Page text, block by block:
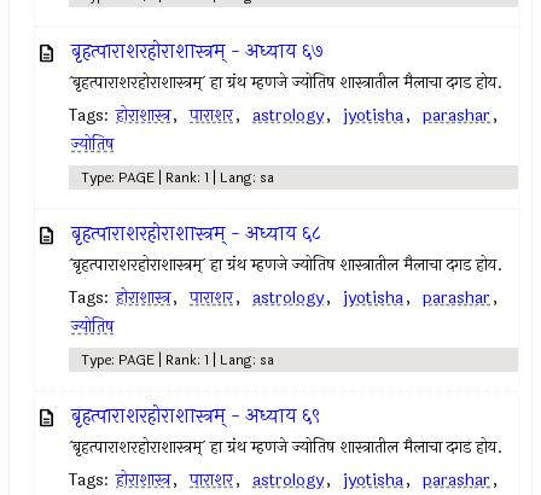
बृहत्पाराशरहोराशास्त्रम् - अध्याय ६७
`बृहत्पाराशरहोराशास्त्रम्` हा ग्रंथ म्हणजे ज्योतिष शास्त्रातील मैलाचा दगड होय.
Tags: होराशास्त्र, पाराशर, astrology, jyotisha, parashar,
ज्योतिष
Type: PAGE | Rank: 1 | Lang: sa
बृहत्पाराशरहोराशास्त्रम् - अध्याय ६८
`बृहत्पाराशरहोराशास्त्रम्` हा ग्रंथ म्हणजे ज्योतिष शास्त्रातील मैलाचा दगड होय.
Tags: होराशास्त्र, पाराशर, astrology, jyotisha, parashar,
ज्योतिष
Type: PAGE | Rank: 1 | Lang: sa
बृहत्पाराशरहोराशास्त्रम् - अध्याय ६९
`बृहत्पाराशरहोराशास्त्रम्` हा ग्रंथ म्हणजे ज्योतिष शास्त्रातील मैलाचा दगड होय.
Tags: होराशास्त्र, पाराशर, astrology, jyotisha, parashar,